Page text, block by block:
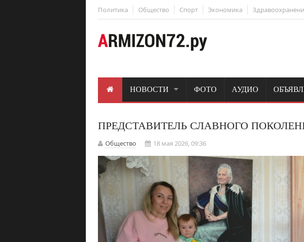
Политика Общество Спорт Экономика
НОВОСТИ ФОТО АУДИО
ПРЕДСТАВИТЕЛЬ СЛАВНОГО
Общество 18 мая 2026, 09:36